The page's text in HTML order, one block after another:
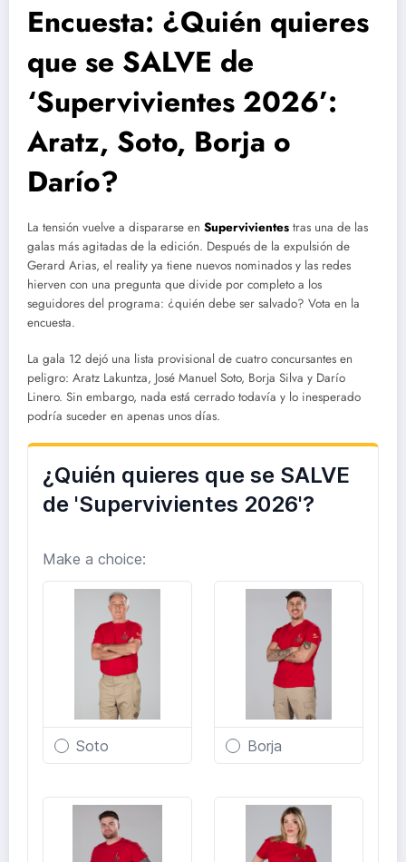
Encuesta: ¿Quién quieres
que se SALVE de
‘Supervivientes 2026’:
Aratz, Soto, Borja o
Darío?
La tensión vuelve a dispararse en Supervivientes tras una de las
galas más agitadas de la edición. Después de la expulsión de
Gerard Arias, el reality ya tiene nuevos nominados y las redes
hierven con una pregunta que divide por completo a los
seguidores del programa: ¿quién debe ser salvado? Vota en la
encuesta.
La gala 12 dejó una lista provisional de cuatro concursantes en
peligro: Aratz Lakuntza, José Manuel Soto, Borja Silva y Darío
Linero. Sin embargo, nada está cerrado todavía y lo inesperado
podría suceder en apenas unos días.